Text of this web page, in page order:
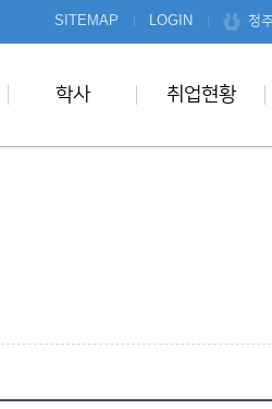
SITEMAP LOGIN 청
학사 취업현황